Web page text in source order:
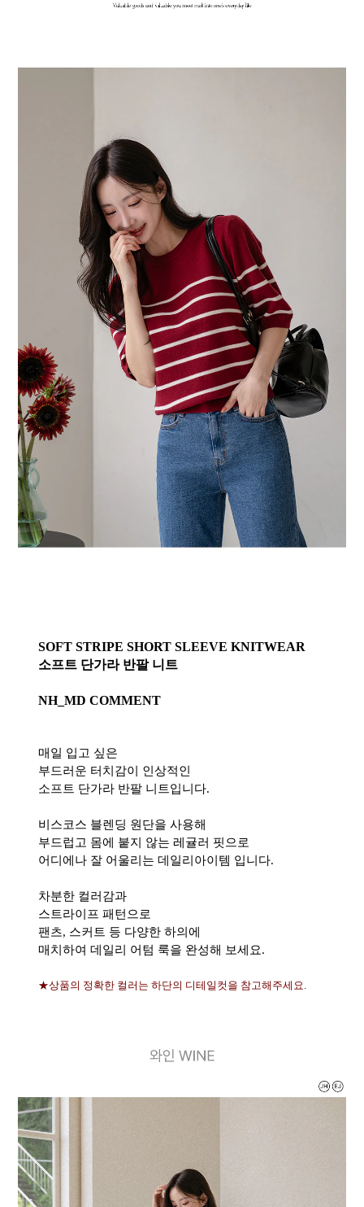
SOFT STRIPE SHORT SLEEVE KNITWEAR
소프트 단가라 반팔 니트
NH_MD COMMENT
매일 입고 싶은
부드러운 터치감이 인상적인
소프트 단가라 반팔 니트입니다.
비스코스 블렌딩 원단을 사용해
부드럽고 몸에 붙지 않는 레귤러 핏으로
어디에나 잘 어울리는 데일리아이템 입니다.
차분한 컬러감과
스트라이프 패턴으로
팬츠, 스커트 등 다양한 하의에
매치하여 데일리 어텀 룩을 완성해 보세요.
★상품의 정확한 컬러는 하단의 디테일컷을 참고해주세요.